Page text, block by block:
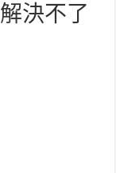
決不了